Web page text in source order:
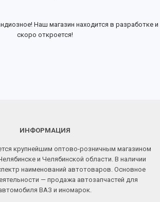
Наш магазин находится в разработке и
скоро откроется!
ИНФОРМАЦИЯ
крупнейшим оптово-розничным магазином
и Челябинской области. В наличии
наименований автотоваров. Основное
— продажа автозапчастей для
ВАЗ и иномарок.